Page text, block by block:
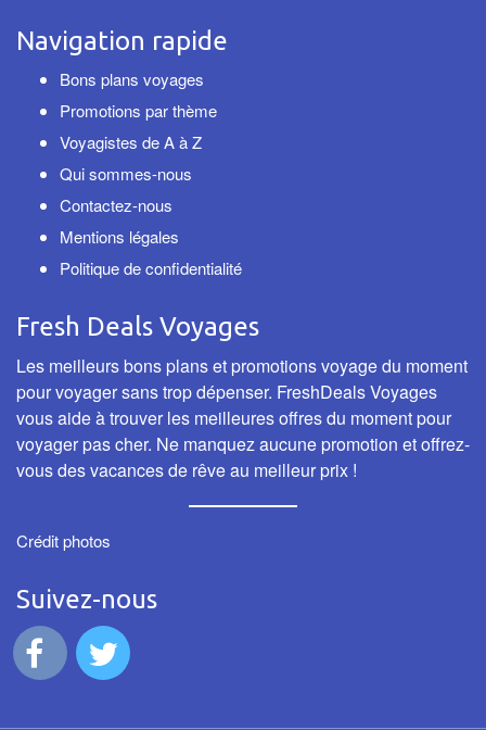
Navigation rapide
Bons plans voyages
Promotions par thème
Voyagistes de A à Z
Qui sommes-nous
Contactez-nous
Mentions légales
Politique de confidentialité
Fresh Deals Voyages
Les meilleurs bons plans et promotions voyage du moment
pour voyager sans trop dépenser. FreshDeals Voyages
vous aide à trouver les meilleures offres du moment pour
voyager pas cher. Ne manquez aucune promotion et offrez-
vous des vacances de rêve au meilleur prix !
Crédit photos
Suivez-nous